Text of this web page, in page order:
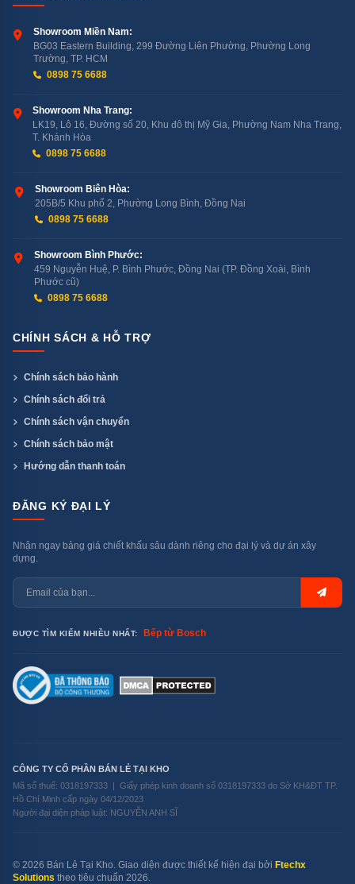
Showroom Miền Nam:
BG03 Eastern Building, 299 Đường Liên Phường, Phường Long
Trường, TP. HCM
0898 75 6688
Showroom Nha Trang:
LK19, Lô 16, Đường số 20, Khu đô thị Mỹ Gia, Phường Nam Nha Trang,
T. Khánh Hòa
0898 75 6688
Showroom Biên Hòa:
205B/5 Khu phố 2, Phường Long Bình, Đồng Nai
0898 75 6688
Showroom Bình Phước:
459 Nguyễn Huệ, P. Bình Phước, Đồng Nai (TP. Đồng Xoài, Bình
Phước cũ)
0898 75 6688
CHÍNH SÁCH & HỖ TRỢ
Chính sách bảo hành
Chính sách đổi trả
Chính sách vận chuyển
Chính sách bảo mật
Hướng dẫn thanh toán
ĐĂNG KÝ ĐẠI LÝ
Nhận ngay bảng giá chiết khấu sâu dành riêng cho đại lý và dự án xây
dựng.
ĐƯỢC TÌM KIẾM NHIỀU NHẤT: Bếp từ Bosch
CÔNG TY CỔ PHẦN BÁN LẺ TẠI KHO
Mã số thuế: 0318197333 | Giấy phép kinh doanh số 0318197333 do Sở KH&ĐT TP.
Hồ Chí Minh cấp ngày 04/12/2023
Người đại diện pháp luật: NGUYỄN ANH SĨ
© 2026 Bán Lẻ Tại Kho. Giao diện được thiết kế hiện đại bởi Ftechx
Solutions theo tiêu chuẩn 2026.